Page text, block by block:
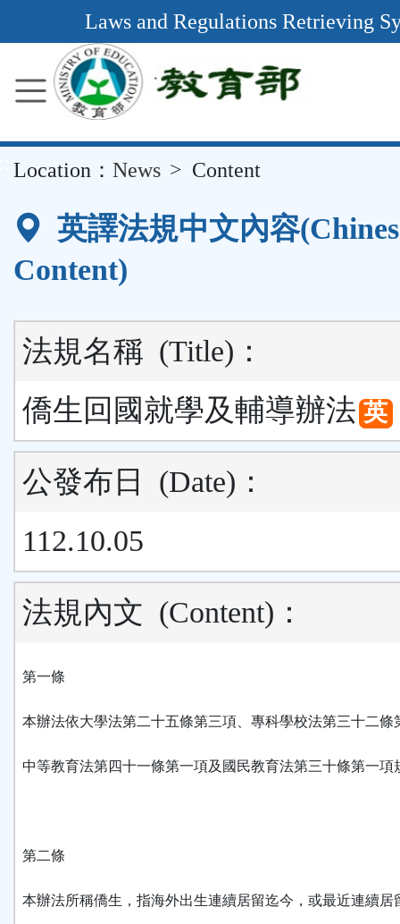
Content
Laws and Regulations Retrieving
Location： News Content
英譯法規中文內容
Content)
法規名稱 (Title) ：
僑生回國就學及輔導辦法 英
公發布日 (Date) ：
112.10.05
法規內文 (Content) ：
第一條
本辦法依大學法第二十五條第三項、專科學校法第三十二條
中等教育法第四十一條第一項及國民教育法第三十條第一項
第二條
本辦法所稱僑生，指海外出生連續居留迄今，或最近連續居